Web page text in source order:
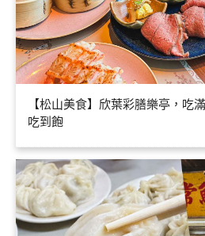
【松山美食】欣葉彩膳樂亭，吃
吃到飽